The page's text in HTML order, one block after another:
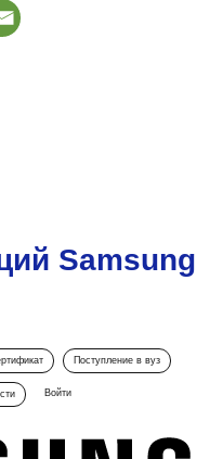
Samsung
Поступление в вуз
Войти